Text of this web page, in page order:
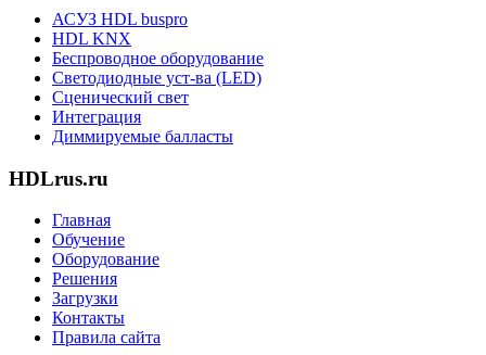
АСУЗ HDL buspro
HDL KNX
Беспроводное оборудование
Светодиодные уст-ва (LED)
Сценический свет
Интеграция
Диммируемые балласты
HDLrus.ru
Главная
Обучение
Оборудование
Решения
Загрузки
Контакты
Правила сайта